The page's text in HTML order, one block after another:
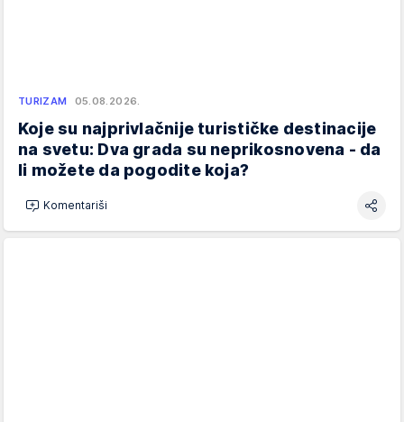
TURIZAM 05.08.2026.
Koje su najprivlačnije turističke destinacije
na svetu: Dva grada su neprikosnovena - da
li možete da pogodite koja?
Komentariši